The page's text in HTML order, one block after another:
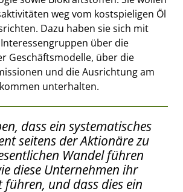
weg vom kostspieligen Öl
Dazu haben sie sich mit
über die
Geschäftsmodelle, über die
und die Ausrichtung am
unterhalten.
dass ein systematisches
seitens der Aktionäre zu
Wandel führen
diese Unternehmen ihr
führen, und dass dies ein